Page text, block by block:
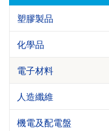
塑膠製品
化學品
電子材料
人造纖維
機電及配電盤